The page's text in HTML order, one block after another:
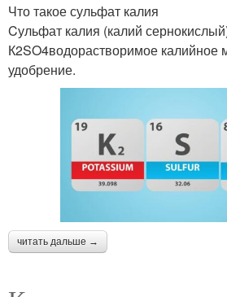
Что такое сульфат калия
Cульфат калия (калий
К2SO4водорастворимое калийное
удобрение.
читать дальше →